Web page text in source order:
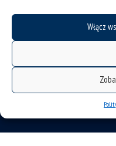
Włącz
tel.: 32 359 13 14